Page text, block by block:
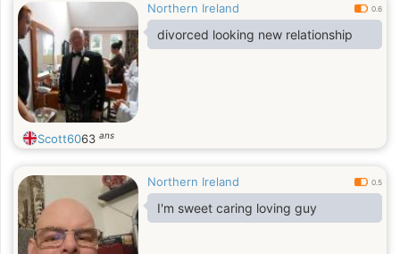
Northern Ireland 0.6
divorced looking new relationship
Scott6063 ans
Northern Ireland 0.5
I'm sweet caring loving guy